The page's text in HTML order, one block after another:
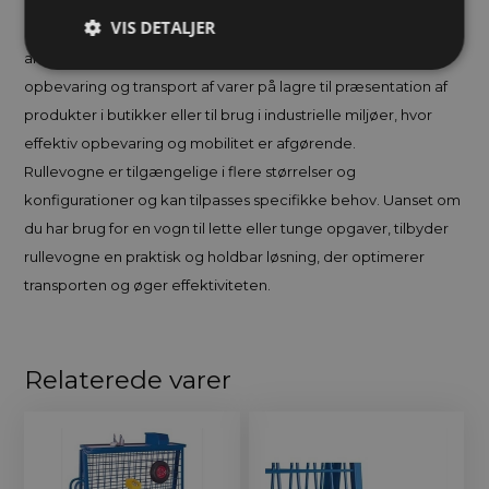
hvilket gør dem til en pålidelig løsning i krævende
arbejdsmiljøer. De kan bruges til en bred vifte af opgaver, fra
opbevaring og transport af varer på lagre til præsentation af
produkter i butikker eller til brug i industrielle miljøer, hvor
effektiv opbevaring og mobilitet er afgørende.
Rullevogne er tilgængelige i flere størrelser og
konfigurationer og kan tilpasses specifikke behov. Uanset om
du har brug for en vogn til lette eller tunge opgaver, tilbyder
rullevogne en praktisk og holdbar løsning, der optimerer
transporten og øger effektiviteten.
Relaterede varer
VIS DETALJER